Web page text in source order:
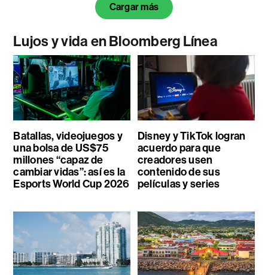
Cargar más
Lujos y vida en Bloomberg Línea
Batallas, videojuegos y
una bolsa de US$75
millones “capaz de
cambiar vidas”: así es la
Esports World Cup 2026
Disney y TikTok logran
acuerdo para que
creadores usen
contenido de sus
películas y series